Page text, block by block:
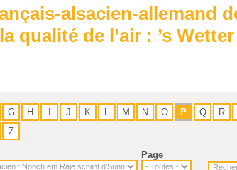
alsacien-allemand
qualité de l’air : ’s
G H J K M N O P Q R
Z
Page